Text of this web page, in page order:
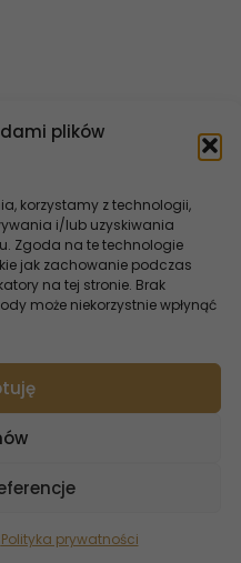
plików
korzystamy z technologii,
i/lub uzyskiwania
Zgoda na te technologie
jak zachowanie podczas
na tej stronie. Brak
może niekorzystnie wpłynąć
Polityka prywatności